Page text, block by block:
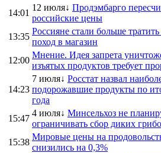
14:01
12 июля↓ Продэмбарго
российские цены
13:35
Россияне стали больше
поход в магазин
12:00
Мнение. Идея запрета
изъятых продуктов требует
14:23
7 июля↓ Росстат назвал
подорожавшие продукты по
года
15:47
4 июля↓ Минсельхоз не
ограничивать сбор диких
15:38
Мировые цены на
снизились на 0,3%